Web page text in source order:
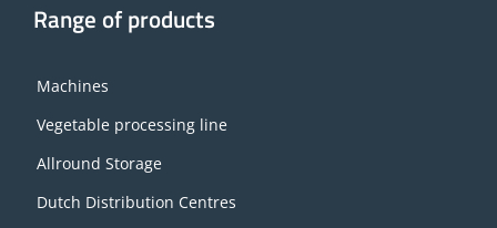
Range of products
Machines
Vegetable processing line
Allround Storage
Dutch Distribution Centres